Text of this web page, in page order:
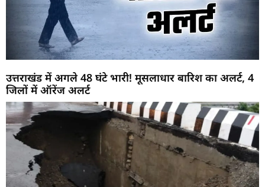
उत्तराखंड में अगले 48 घंटे भारी! मूसलाधार बारिश का अलर्ट, 4
जिलों में ऑरेंज अलर्ट